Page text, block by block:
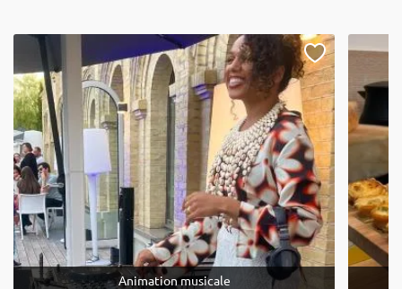
Animation musicale